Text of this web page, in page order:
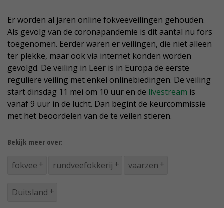
Er worden al jaren online fokveeveilingen gehouden.
Als gevolg van de coronapandemie is dit aantal nu fors
toegenomen. Eerder waren er veilingen, die niet alleen
ter plekke, maar ook via internet konden worden
gevolgd. De veiling in Leer is in Europa de eerste
reguliere veiling met enkel onlinebiedingen. De veiling
start dinsdag 11 mei om 10 uur en de livestream is
vanaf 9 uur in de lucht. Dan begint de keurcommissie
met het beoordelen van de te veilen stieren.
Bekijk meer over:
fokvee rundveefokkerij vaarzen
Duitsland